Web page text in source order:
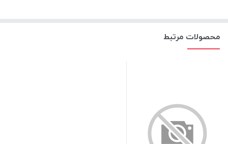
محصولات مرتبط